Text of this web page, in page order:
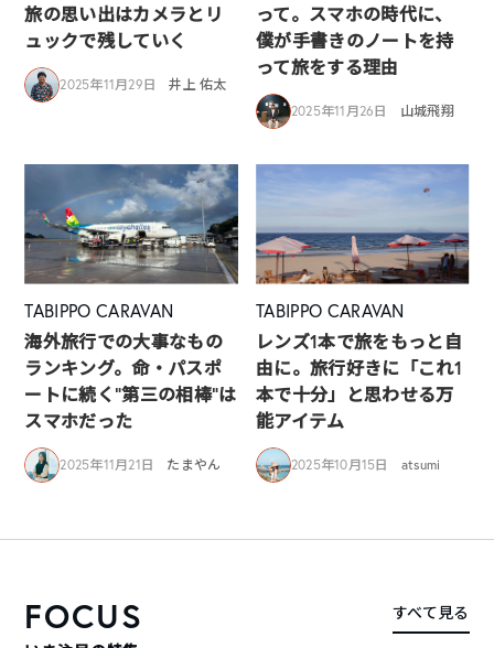
旅の思い出はカメラとリ
ュックで残していく
2025年11月29日 井上 佑太
って。スマホの時代に、
僕が手書きのノートを持
って旅をする理由
2025年11月26日 山城飛翔
TABIPPO CARAVAN
海外旅行での大事なもの
ランキング。命・パスポ
ートに続く“第三の相棒”は
スマホだった
2025年11月21日 たまやん
TABIPPO CARAVAN
レンズ1本で旅をもっと自
由に。旅行好きに「これ1
本で十分」と思わせる万
能アイテム
2025年10月15日 atsumi
FOCUS すべて見る